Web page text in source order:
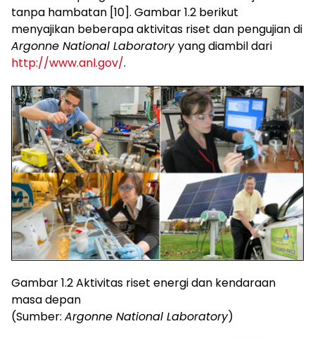
tanpa hambatan [10]. Gambar 1.2 berikut
menyajikan beberapa aktivitas riset dan pengujian di
Argonne National Laboratoryyang diambil dari
http://www.anl.gov/.
Gambar 1.2 Aktivitas riset energi dan kendaraan
masa depan
(Sumber: Argonne National Laboratory)